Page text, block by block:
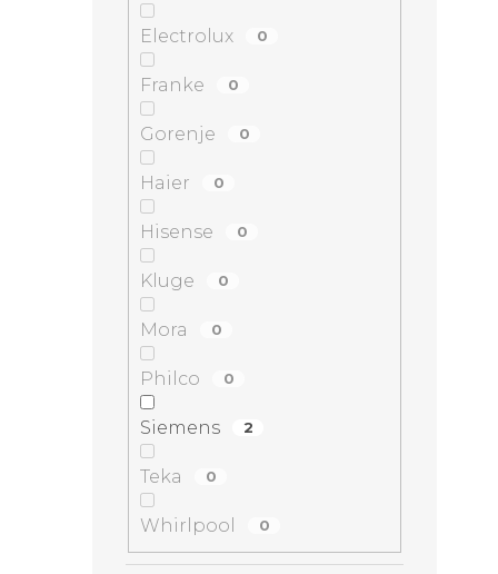
Electrolux 0
Franke 0
Gorenje 0
Haier 0
Hisense 0
Kluge 0
Mora 0
Philco 0
Siemens 2
Teka 0
Whirlpool 0